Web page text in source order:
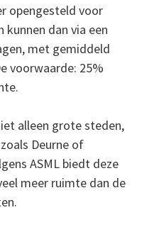
opengesteld voor
kunnen dan via een
met gemiddeld
voorwaarde: 25%
alleen grote steden,
Deurne of
ASML biedt deze
meer ruimte dan de